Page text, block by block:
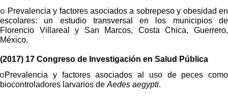
o Prevalencia y factores asociados a sobrepeso y obesidad en
escolares: un estudio transversal en los municipios de
Florencio Villareal y San Marcos, Costa Chica, Guerrero,
México.
(2017) 17 Congreso de Investigación en Salud Pública
oPrevalencia y factores asociados al uso de peces como
biocontroladores larvarios de Aedes aegypti.